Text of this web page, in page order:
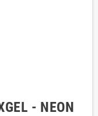
- NEON